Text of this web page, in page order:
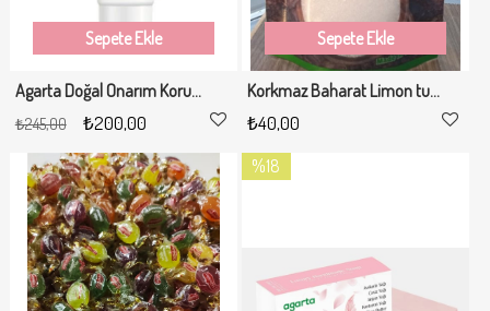
Agarta Doğal Onarım Koruma Komple Bakım Diş Macunu 90 Ml
₺200,00
₺245,00
Sepete Ekle
Korkmaz Baharat Limon tuzu 100gr
₺40,00
Sepete Ekle
%18